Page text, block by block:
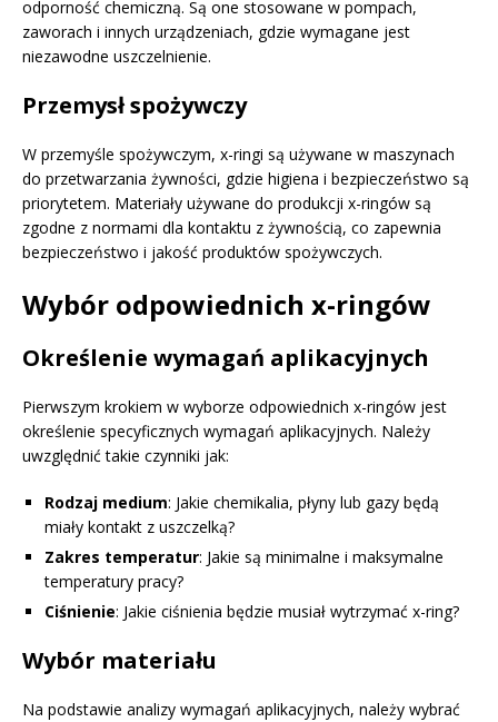
odporność chemiczną. Są one stosowane w pompach,
zaworach i innych urządzeniach, gdzie wymagane jest
niezawodne uszczelnienie.
Przemysł spożywczy
W przemyśle spożywczym, x-ringi są używane w maszynach
do przetwarzania żywności, gdzie higiena i bezpieczeństwo są
priorytetem. Materiały używane do produkcji x-ringów są
zgodne z normami dla kontaktu z żywnością, co zapewnia
bezpieczeństwo i jakość produktów spożywczych.
Wybór odpowiednich x-ringów
Określenie wymagań aplikacyjnych
Pierwszym krokiem w wyborze odpowiednich x-ringów jest
określenie specyficznych wymagań aplikacyjnych. Należy
uwzględnić takie czynniki jak:
Rodzaj medium: Jakie chemikalia, płyny lub gazy będą
miały kontakt z uszczelką?
Zakres temperatur: Jakie są minimalne i maksymalne
temperatury pracy?
Ciśnienie: Jakie ciśnienia będzie musiał wytrzymać x-ring?
Wybór materiału
Na podstawie analizy wymagań aplikacyjnych, należy wybrać